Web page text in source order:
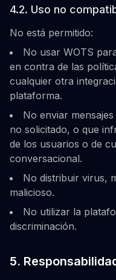
4.2. Uso no
No está permitido:
No usar WOTS
en contra de las
cualquier otra
plataforma.
No enviar
no solicitado, o que
de los usuarios o de
conversacional.
No distribuir virus,
malicioso.
No utilizar la
discriminación.
5.